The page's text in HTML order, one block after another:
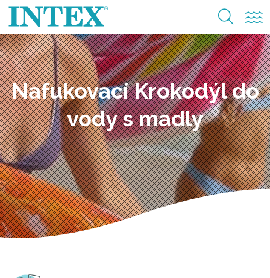
Nafukovací Krokodýl do
vody s madly